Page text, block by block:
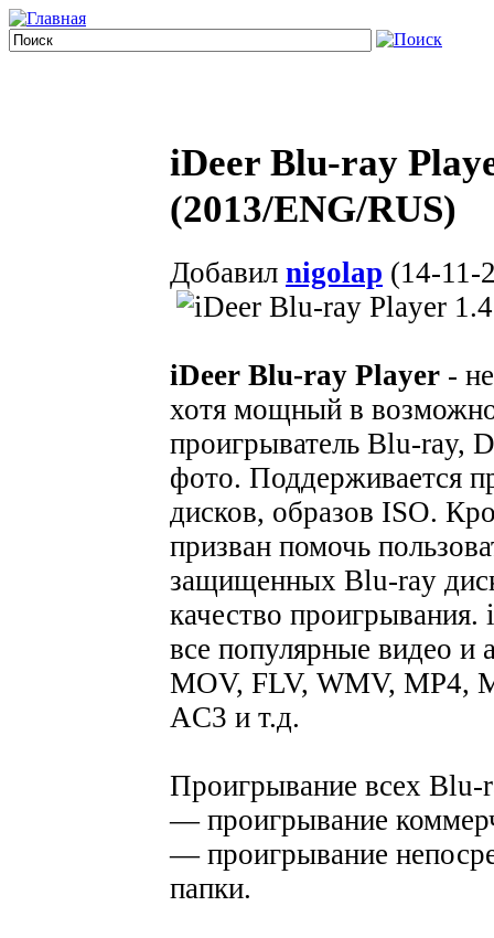
iDeer Blu-ray
(2013/ENG/RUS)
Добавил nigolap (14-11-
iDeer Blu-ray Player -
хотя мощный в
проигрыватель Blu-ray,
фото. Поддерживается
дисков, образов ISO.
призван помочь
защищенных Blu-ray
качество
все популярные видео
MOV, FLV, WMV, MP4,
AC3 и т.д.
Проигрывание всех
— проигрывание
— проигрывание
папки.